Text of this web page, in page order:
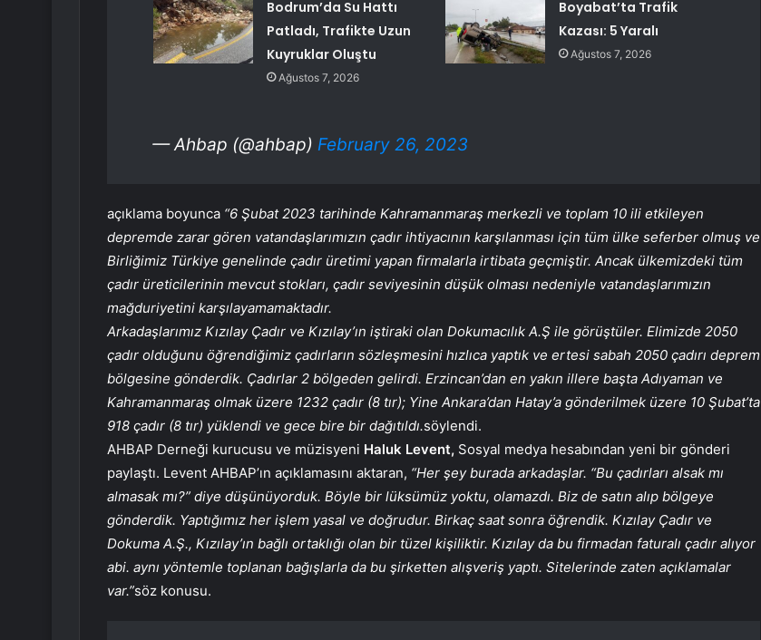
Bodrum’da Su Hattı
Patladı, Trafikte Uzun
Kuyruklar Oluştu
Ağustos 7, 2026
Boyabat’ta Trafik
Kazası: 5 Yaralı
Ağustos 7, 2026
— Ahbap (@ahbap) February 26, 2023
açıklama boyunca “6 Şubat 2023 tarihinde Kahramanmaraş merkezli ve toplam 10 ili etkileyen
depremde zarar gören vatandaşlarımızın çadır ihtiyacının karşılanması için tüm ülke seferber olmuş ve
Birliğimiz Türkiye genelinde çadır üretimi yapan firmalarla irtibata geçmiştir. Ancak ülkemizdeki tüm
çadır üreticilerinin mevcut stokları, çadır seviyesinin düşük olması nedeniyle vatandaşlarımızın
mağduriyetini karşılayamamaktadır.
Arkadaşlarımız Kızılay Çadır ve Kızılay’ın iştiraki olan Dokumacılık A.Ş ile görüştüler. Elimizde 2050
çadır olduğunu öğrendiğimiz çadırların sözleşmesini hızlıca yaptık ve ertesi sabah 2050 çadırı deprem
bölgesine gönderdik. Çadırlar 2 bölgeden gelirdi. Erzincan’dan en yakın illere başta Adıyaman ve
Kahramanmaraş olmak üzere 1232 çadır (8 tır); Yine Ankara’dan Hatay’a gönderilmek üzere 10 Şubat’ta
918 çadır (8 tır) yüklendi ve gece bire bir dağıtıldı.söylendi.
AHBAP Derneği kurucusu ve müzisyeni Haluk Levent, Sosyal medya hesabından yeni bir gönderi
paylaştı. Levent AHBAP’ın açıklamasını aktaran, “Her şey burada arkadaşlar. “Bu çadırları alsak mı
almasak mı?” diye düşünüyorduk. Böyle bir lüksümüz yoktu, olamazdı. Biz de satın alıp bölgeye
gönderdik. Yaptığımız her işlem yasal ve doğrudur. Birkaç saat sonra öğrendik. Kızılay Çadır ve
Dokuma A.Ş., Kızılay’ın bağlı ortaklığı olan bir tüzel kişiliktir. Kızılay da bu firmadan faturalı çadır alıyor
abi. aynı yöntemle toplanan bağışlarla da bu şirketten alışveriş yaptı. Sitelerinde zaten açıklamalar
var.”söz konusu.